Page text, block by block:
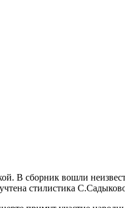
В сборник вошли
стилистика